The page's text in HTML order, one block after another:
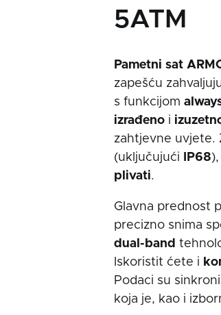
5ATM
Pametni sat
zapešću
s funkcijom
izrađeno i
zahtjevne uvjete.
(uključujući
IP68
plivati.
Glavna prednost
precizno snima
dual-band
Iskoristit ćete i
Podaci su
koja je, kao i